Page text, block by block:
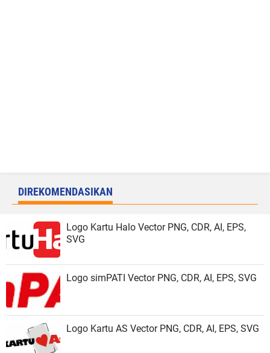
DIREKOMENDASIKAN
Logo Kartu Halo Vector PNG, CDR, AI, EPS,
SVG
Logo simPATI Vector PNG, CDR, AI, EPS, SVG
Logo Kartu AS Vector PNG, CDR, AI, EPS, SVG